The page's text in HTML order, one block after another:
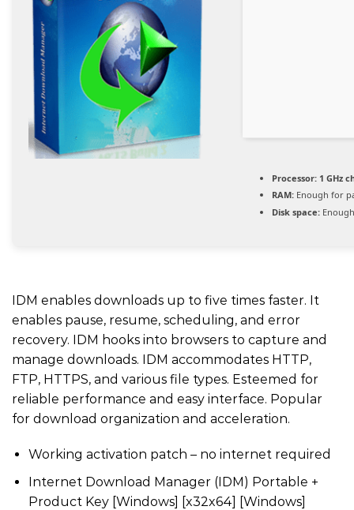
Processor: 1 GHz
RAM: Enough for
Disk space:
IDM enables downloads up to five times faster. It
enables pause, resume, scheduling, and error
recovery. IDM hooks into browsers to capture and
manage downloads. IDM accommodates HTTP,
FTP, HTTPS, and various file types. Esteemed for
reliable performance and easy interface. Popular
for download organization and acceleration.
Working activation patch – no internet required
Internet Download Manager (IDM) Portable +
Product Key [Windows] [x32x64] [Windows]